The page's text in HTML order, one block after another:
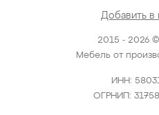
2015 - 2026
Мебель от
ИНН:
ОГРНИП:
Добавить в